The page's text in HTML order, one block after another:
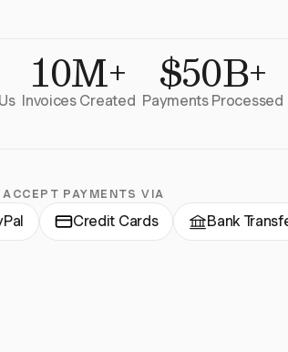
10M+
Invoices Created $50B+
Payments Processed
ACCEPT PAYMENTS VIA
Credit Cards Bank